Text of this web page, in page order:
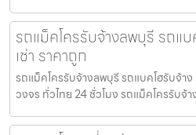
รถแม็คโครรับจ้างลพบุรี รถแบ
เช่า ราคาถูก
รถแม็คโครรับจ้างลพบุรี รถแบคโฮรับจ้าง
วงจร ทั่วไทย 24 ชั่วโมง รถแม็คโครรับจ้